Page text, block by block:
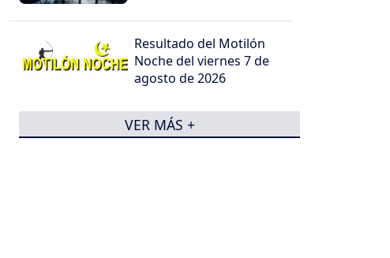
Resultado del Motilón
Noche del viernes 7 de
agosto de 2026
VER MÁS +